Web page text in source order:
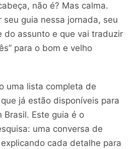
não é? Mas calma.
seu guia nessa jornada, seu
do assunto e que vai traduzir
para o bom e velho
uma lista completa de
já estão disponíveis para
Brasil. Este guia é o
uma conversa de
cada detalhe para